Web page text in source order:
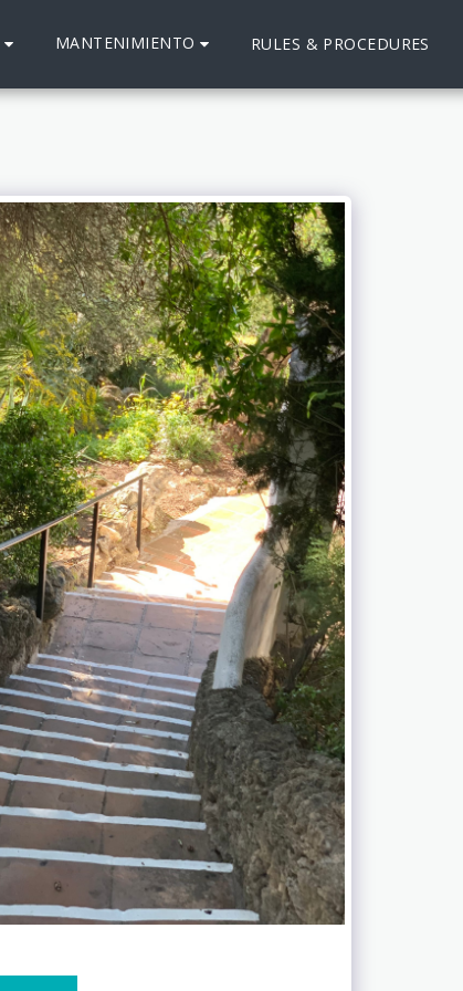
MANTENIMIENTO RULES & PROCEDURES